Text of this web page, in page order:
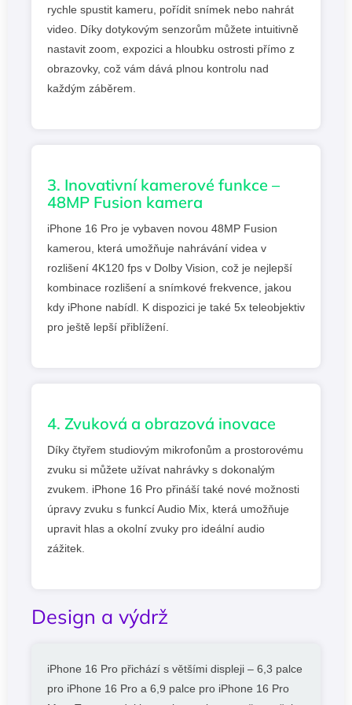
rychle spustit kameru, pořídit snímek nebo nahrát
video. Díky dotykovým senzorům můžete intuitivně
nastavit zoom, expozici a hloubku ostrosti přímo z
obrazovky, což vám dává plnou kontrolu nad
každým záběrem.
3. Inovativní kamerové funkce –
48MP Fusion kamera
iPhone 16 Pro je vybaven novou 48MP Fusion
kamerou, která umožňuje nahrávání videa v
rozlišení 4K120 fps v Dolby Vision, což je nejlepší
kombinace rozlišení a snímkové frekvence, jakou
kdy iPhone nabídl. K dispozici je také 5x teleobjektiv
pro ještě lepší přiblížení.
4. Zvuková a obrazová inovace
Díky čtyřem studiovým mikrofonům a prostorovému
zvuku si můžete užívat nahrávky s dokonalým
zvukem. iPhone 16 Pro přináší také nové možnosti
úpravy zvuku s funkcí Audio Mix, která umožňuje
upravit hlas a okolní zvuky pro ideální audio
zážitek.
Design a výdrž
iPhone 16 Pro přichází s většími displeji – 6,3 palce
pro iPhone 16 Pro a 6,9 palce pro iPhone 16 Pro